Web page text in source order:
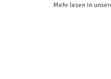
Mehr lesen in